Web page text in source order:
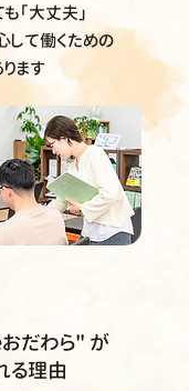
「大丈夫」
して働くための
ます
だわら" が
る理由